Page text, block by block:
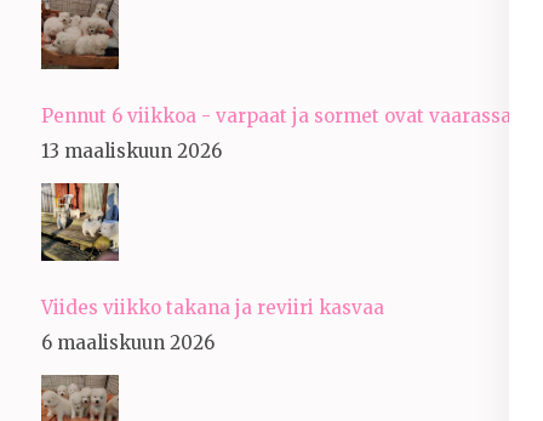
Pennut 6 viikkoa - varpaat ja sormet ovat vaarassa
13 maaliskuun 2026
Viides viikko takana ja reviiri kasvaa
6 maaliskuun 2026